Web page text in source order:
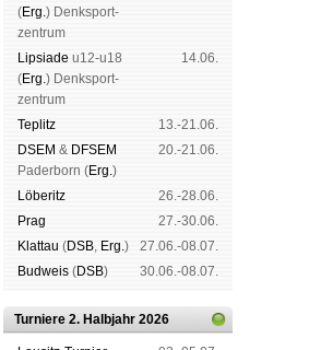
(Erg.) Denk­sport­
zen­trum
Lipsiade u12-u18
(Erg.) Denk­sport­
zen­trum
14.06.
Tep­litz
13.-21.06.
DSEM & DFSEM
Pader­born (Erg.)
20.-21.06.
Lö­be­ritz
26.-28.06.
Prag
27.-30.06.
Klat­tau (DSB, Erg.)
27.06.-08.07.
Bud­weis (DSB) 30.06.-08.07.
Turniere 2. Halbjahr 2026